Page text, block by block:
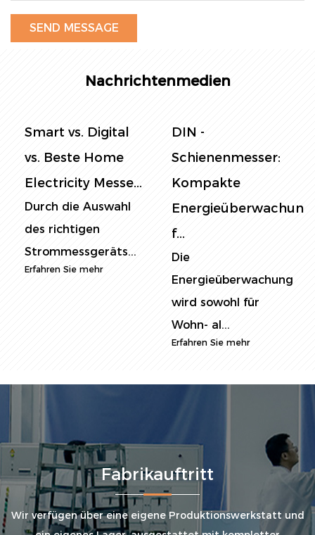
Nachrichtenmedien
DIN -
Schienenmesser:
Kompakte
Energieüberwachung
f...
Die
Panel -
Strommesser: Die
ultimative
Anleitung zur E...
In der heutigen
energiebewussten
Welt ist die Ü...
Fabrikauftritt
Wir verfügen über eine eigene Produktionswerkstatt und